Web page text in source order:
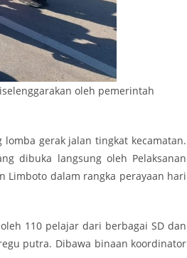
oleh pemerintah
lomba gerak jalan tingkat kecamatan.
dibuka langsung oleh Pelaksanan
Limboto dalam rangka perayaan hari
110 pelajar dari berbagai SD dan
putra. Dibawa binaan koordinator